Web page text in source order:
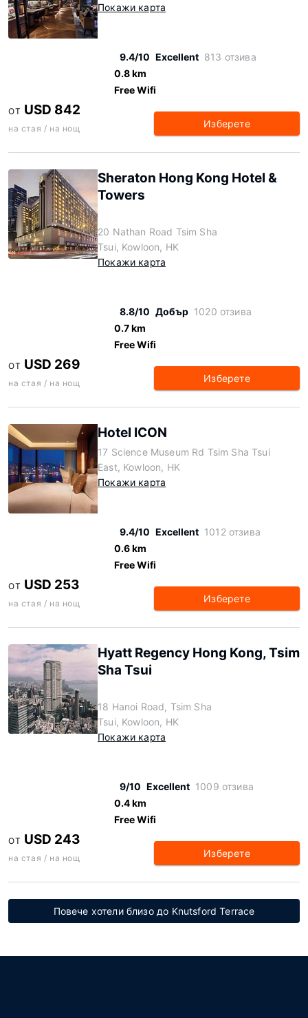
Покажи карта
9.4/10 Excellent 813 отзива
0.8 km
Free Wifi
ОТ USD 842
на стая / на нощ Изберете
Sheraton Hong Kong Hotel &
Towers
20 Nathan Road Tsim Sha
Tsui, Kowloon, HK
Покажи карта
8.8/10 Добър 1020 отзива
0.7 km
Free Wifi
ОТ USD 269
на стая / на нощ Изберете
Hotel ICON
17 Science Museum Rd Tsim Sha Tsui
East, Kowloon, HK
Покажи карта
9.4/10 Excellent 1012 отзива
0.6 km
Free Wifi
ОТ USD 253
на стая / на нощ Изберете
Hyatt Regency Hong Kong, Tsim
Sha Tsui
18 Hanoi Road, Tsim Sha
Tsui, Kowloon, HK
Покажи карта
9/10 Excellent 1009 отзива
0.4 km
Free Wifi
ОТ USD 243
на стая / на нощ Изберете
Повече хотели близо до Knutsford Terrace